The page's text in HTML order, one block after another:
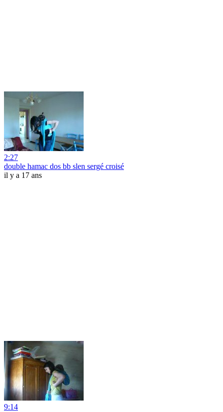
2:27
double hamac dos bb slen sergé croisé
il y a 17 ans
9:14